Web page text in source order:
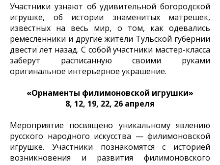
Участники узнают об удивительной богородской
игрушке, об истории знаменитых матрешек,
известных на весь мир, о том, как одевались
ремесленники и другие жители Тульской губернии
двести лет назад. С собой участники мастер-класса
заберут расписанную своими руками
оригинальное интерьерное украшение.
«Орнаменты филимоновской игрушки»
8, 12, 19, 22, 26 апреля
Мероприятие посвящено уникальному явлению
русского народного искусства — филимоновской
игрушке. Участники познакомятся с историей
возникновения и развития филимоновского